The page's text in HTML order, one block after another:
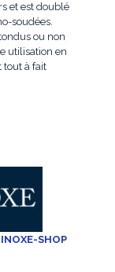
et est doublé
soudées.
ou non
utilisation en
tout à fait
SHOP